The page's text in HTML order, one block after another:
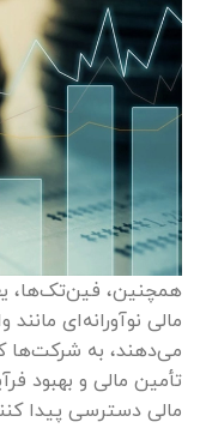
همچنین، فین‌تک‌ها،
مالی نوآورانه‌ای
می‌دهند، به شرکت‌ها
تأمین مالی و بهبود
مالی دسترسی پیدا